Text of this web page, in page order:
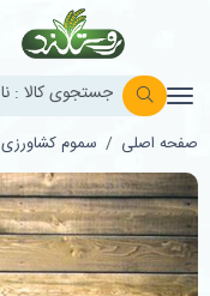
صفحه اصلی سموم کشاورزی